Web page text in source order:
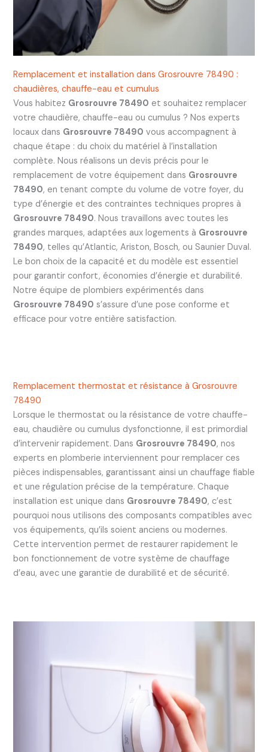
Remplacement et installation dans Grosrouvre 78490 :
chaudières, chauffe-eau et cumulus
Vous habitez Grosrouvre 78490 et souhaitez remplacer
votre chaudière, chauffe-eau ou cumulus ? Nos experts
locaux dans Grosrouvre 78490 vous accompagnent à
chaque étape : du choix du matériel à l’installation
complète. Nous réalisons un devis précis pour le
remplacement de votre équipement dans Grosrouvre
78490, en tenant compte du volume de votre foyer, du
type d’énergie et des contraintes techniques propres à
Grosrouvre 78490. Nous travaillons avec toutes les
grandes marques, adaptées aux logements à Grosrouvre
78490, telles qu’Atlantic, Ariston, Bosch, ou Saunier Duval.
Le bon choix de la capacité et du modèle est essentiel
pour garantir confort, économies d’énergie et durabilité.
Notre équipe de plombiers expérimentés dans
Grosrouvre 78490 s’assure d’une pose conforme et
efficace pour votre entière satisfaction.
Remplacement thermostat et résistance à Grosrouvre
78490
Lorsque le thermostat ou la résistance de votre chauffe-
eau, chaudière ou cumulus dysfonctionne, il est primordial
d’intervenir rapidement. Dans Grosrouvre 78490, nos
experts en plomberie interviennent pour remplacer ces
pièces indispensables, garantissant ainsi un chauffage fiable
et une régulation précise de la température. Chaque
installation est unique dans Grosrouvre 78490, c’est
pourquoi nous utilisons des composants compatibles avec
vos équipements, qu’ils soient anciens ou modernes.
Cette intervention permet de restaurer rapidement le
bon fonctionnement de votre système de chauffage
d’eau, avec une garantie de durabilité et de sécurité.